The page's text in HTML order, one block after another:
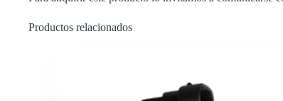
Productos relacionados